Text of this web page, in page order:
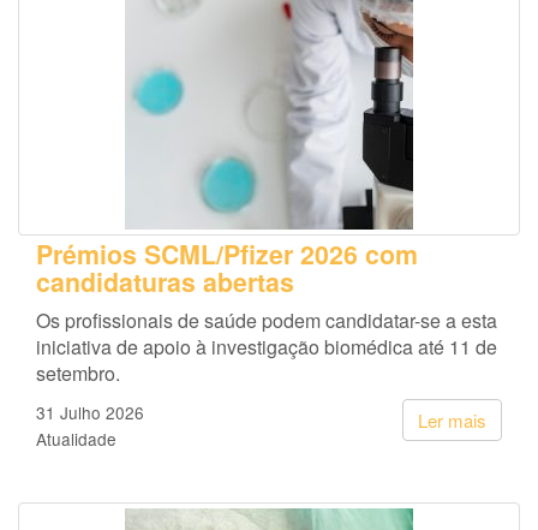
Prémios SCML/Pfizer 2026 com
candidaturas abertas
Os profissionais de saúde podem candidatar-se a esta
iniciativa de apoio à investigação biomédica até 11 de
setembro.
Ler mais
31 Julho 2026
Atualidade